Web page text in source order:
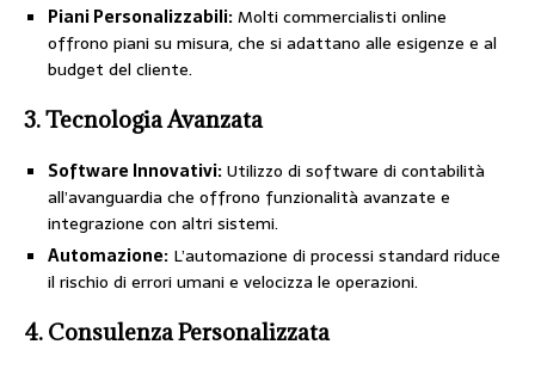
Piani Personalizzabili:Molti commercialisti online
offrono piani su misura, che si adattano alle esigenze e al
budget del cliente.
3. Tecnologia Avanzata
Software Innovativi:Utilizzo di software di contabilità
all’avanguardia che offrono funzionalità avanzate e
integrazione con altri sistemi.
Automazione: L’automazione di processi standard riduce
il rischio di errori umani e velocizza le operazioni.
4. Consulenza Personalizzata